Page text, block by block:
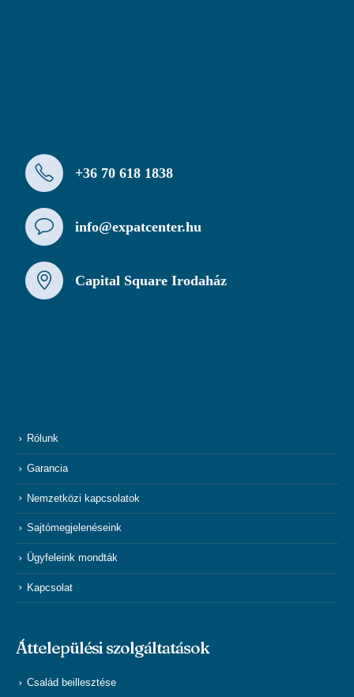
+36 70 618 1838
info@expatcenter.hu
Capital Square Irodaház
Rólunk
Garancia
Nemzetközi kapcsolatok
Sajtómegjelenéseink
Ügyfeleink mondták
Kapcsolat
Áttelepülési szolgáltatások
Család beillesztése